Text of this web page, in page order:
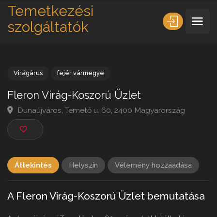
Temetkezési
szolgáltatók
Fleron Virág-Koszorú Üzlet
Dunaújváros, Temető u. 60, 2400 Magyarország
Áttekintés Helyszín Vélemény hozzáadása
A Fleron Virág-Koszorú Üzlet bemutatása